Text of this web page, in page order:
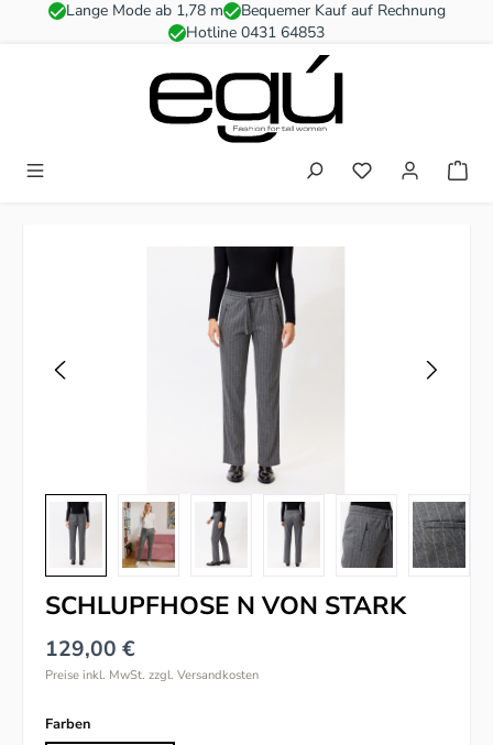
Zum Hauptinhalt springen
Lange Mode ab 1,78 m
Bequemer Kauf auf Rechnung
Hotline 0431 64853
Du hast 0
Bildergalerie überspringen
SCHLUPFHOSE N VON STARK
129,00 €
Preise inkl. MwSt. zzgl. Versandkosten
Farbenauswählen